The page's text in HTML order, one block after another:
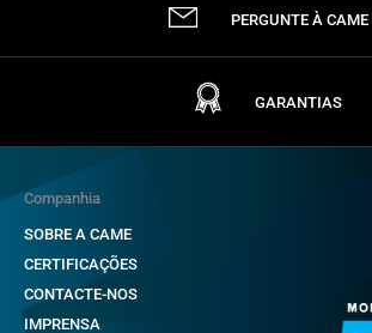
PERGUNTE À CAME
GARANTIAS
Companhia
SOBRE A CAME
CERTIFICAÇÕES
CONTACTE-NOS
IMPRENSA